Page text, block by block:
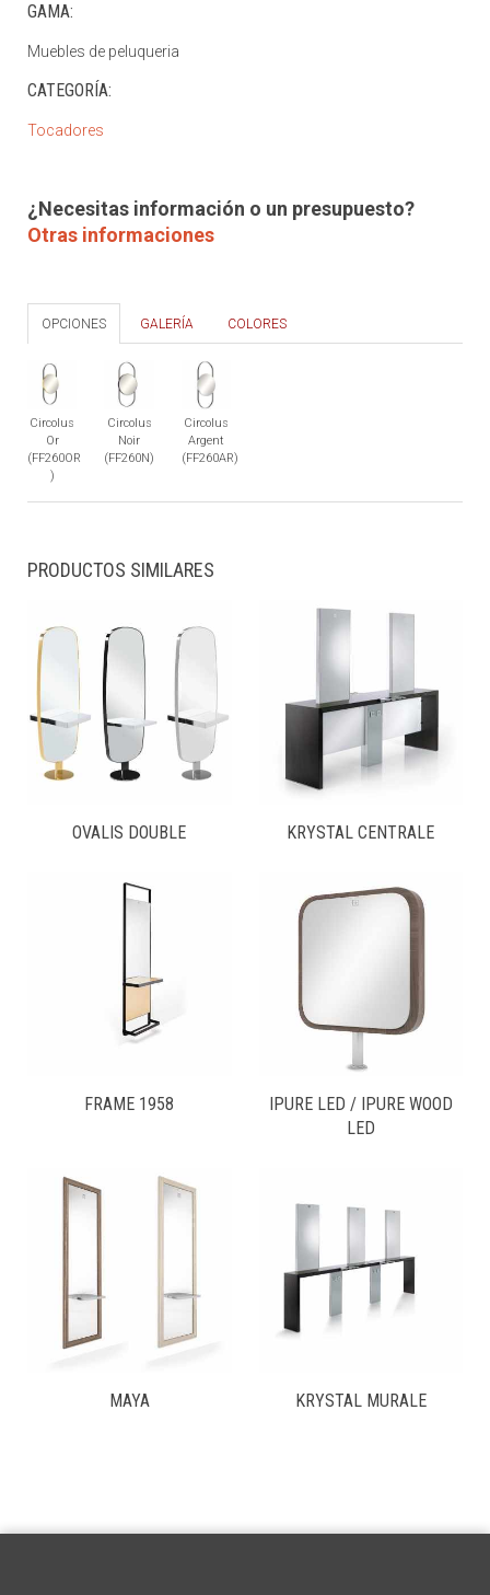
GAMA:
Muebles de peluqueria
CATEGORÍA:
Tocadores
¿Necesitas información o un presupuesto?
Otras informaciones
OPCIONES GALERÍA COLORES
Circolus
Or
(FF260OR
)
Circolus
Noir
(FF260N)
Circolus
Argent
(FF260AR)
PRODUCTOS SIMILARES
OVALIS DOUBLE KRYSTAL CENTRALE
FRAME 1958
IPURE LED / IPURE WOOD
LED
MAYA KRYSTAL MURALE